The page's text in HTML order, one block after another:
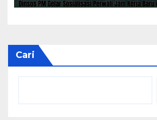
Cari